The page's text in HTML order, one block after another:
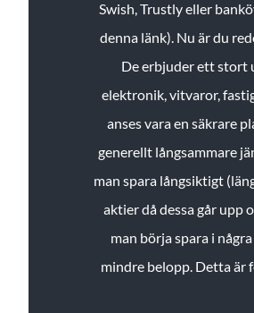
Swish, Trustly eller
denna länk). Nu är du
De erbjuder ett stort
elektronik, vitvaror,
anses vara en säkrare
generellt långsammare
man spara långsiktigt
aktier då dessa går upp
man börja spara i
mindre belopp. Detta är